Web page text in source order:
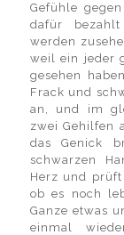
Gefühle
dafür
werden
weil ein jeder
gesehen
Frack und
an, und im
zwei Gehilfen
das Genick
schwarzen
Herz und
ob es noch
Ganze etwas
einmal